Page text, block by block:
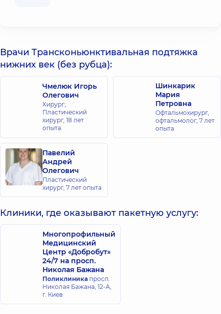
Врачи Трансконьюнктивальная подтяжка
нижних век (без рубца):
Чмелюк Игорь
Олегович
Хирург;
Пластический
хирург, 18 лет
опыта
Шинкарик
Мария
Петровна
Офтальмохирург,
офтальмолог, 7 лет
опыта
Павелий
Андрей
Олегович
Пластический
хирург, 7 лет опыта
Клиники, где оказывают пакетную услугу:
Многопрофильный
Медицинский
Центр «Добробут»
24/7 на просп.
Николая Бажана
Поликлиника просп.
Николая Бажана, 12-А,
г. Киев